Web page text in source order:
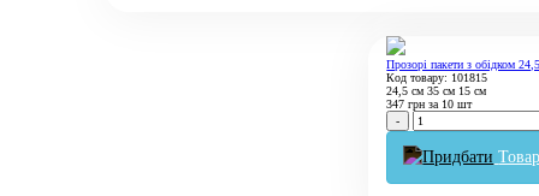
Прозорі пакети з обідком
Код товару: 101815
24,5 см 35 см 15 см
347грн за 10 шт
-